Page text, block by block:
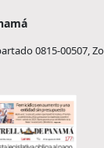
0815-00507,